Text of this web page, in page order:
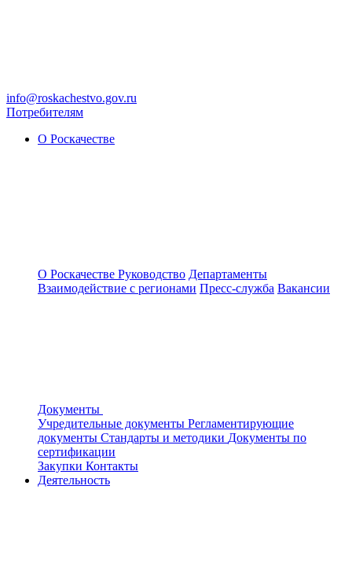
info@roskachestvo.gov.ru
Потребителям
О Роскачестве
О Роскачестве Руководство Департаменты
Взаимодействие с регионами Пресс-служба Вакансии
Документы
Учредительные документы Регламентирующие
документы Стандарты и методики Документы по
сертификации
Закупки Контакты
Деятельность